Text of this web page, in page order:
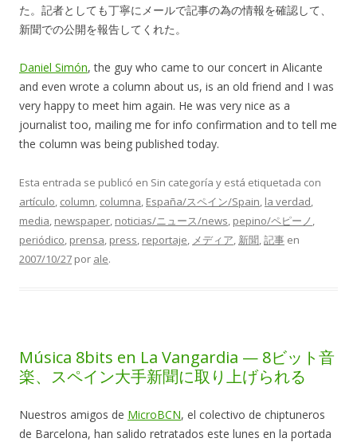
た。記者としても丁寧にメールで記事の為の情報を確認して、
新聞での公開を報告してくれた。
Daniel Simón, the guy who came to our concert in Alicante
and even wrote a column about us, is an old friend and I was
very happy to meet him again. He was very nice as a
journalist too, mailing me for info confirmation and to tell me
the column was being published today.
Esta entrada se publicó en Sin categoría y está etiquetada con
artículo, column, columna, España/スペイン/Spain, la verdad,
media, newspaper, noticias/ニュース/news, pepino/ペピーノ,
periódico, prensa, press, reportaje, メディア, 新聞,記事 en
2007/10/27 por ale.
Música 8bits en La Vangardia — 8ビット音
楽、スペイン大手新聞に取り上げられる
Nuestros amigos de MicroBCN, el colectivo de chiptuneros
de Barcelona, han salido retratados este lunes en la portada